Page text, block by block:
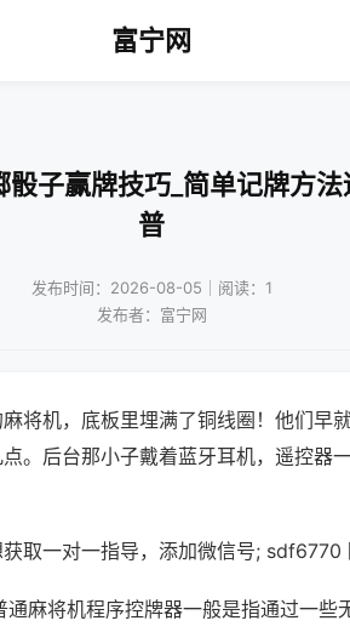
富宁网
子赢牌技巧_简单记牌方
普
发布时间：2026-08-05｜阅读：1
发布者：富宁网
将机，底板里埋满了铜线圈！他们早
。后台那小子戴着蓝牙耳机，遥控器
取一对一指导，添加微信号; sdf6770
麻将机程序控牌器一般是指通过一些